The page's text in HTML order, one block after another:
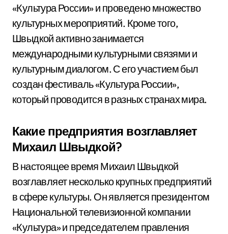
«Культура России» и проведено множество
культурных мероприятий. Кроме того,
Швыдкой активно занимается
международными культурными связями и
культурным диалогом. С его участием был
создан фестиваль «Культура России»,
который проводится в разных странах мира.
Какие предприятия возглавляет
Михаил Швыдкой?
В настоящее время Михаил Швыдкой
возглавляет несколько крупных предприятий
в сфере культуры. Он является президентом
Национальной телевизионной компании
«Культура» и председателем правления